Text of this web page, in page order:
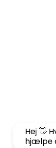
Hej 👋
hjælpe